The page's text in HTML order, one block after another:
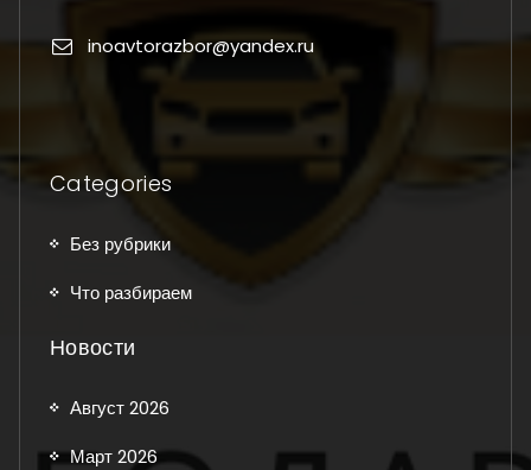
inoavtorazbor@yandex.ru
Categories
Без рубрики
Что разбираем
Новости
Август 2026
Март 2026